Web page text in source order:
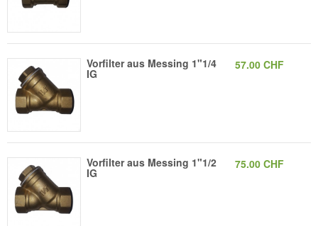
Vorfilter aus Messing 1"1/4
IG
57.00 CHF
Vorfilter aus Messing 1"1/2
IG
75.00 CHF